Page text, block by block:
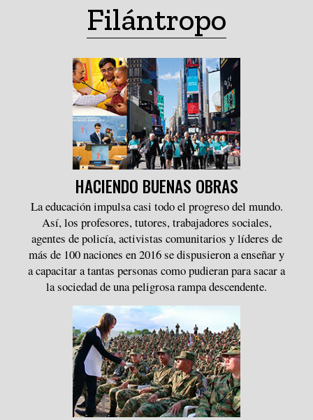
Filántropo
HACIENDO BUENAS OBRAS
La educación impulsa casi todo el progreso del mundo.
Así, los profesores, tutores, trabajadores sociales,
agentes de policía, activistas comunitarios y líderes de
más de 100 naciones en 2016 se dispusieron a enseñar y
a capacitar a tantas personas como pudieran para sacar a
la sociedad de una peligrosa rampa descendente.